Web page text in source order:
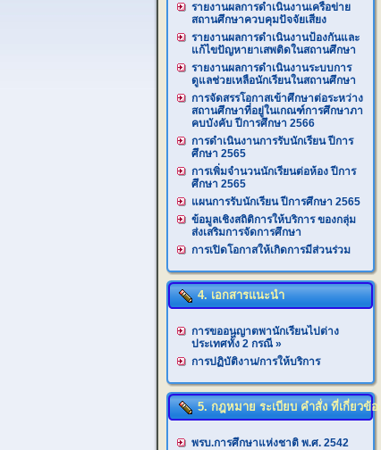
รายงานผลการดำเนินงานเครือข่าย
สถานศึกษาควบคุมปัจจัยเสียง
รายงานผลการดำเนินงานป้องกันและ
แก้ไขปัญหายาเสพติดในสถานศึกษา
รายงานผลการดำเนินงานระบบการ
ดูแลช่วยเหลือนักเรียนในสถานศึกษา
การจัดสรรโอกาสเข้าศึกษาต่อระหว่าง
สถานศึกษาที่อยู่ในเกณฑ์การศึกษาภา
คบบังคับ ปีการศึกษา 2566
การดำเนินงานการรับนักเรียน ปีการ
ศึกษา 2565
การเพิ่มจำนวนนักเรียนต่อห้อง ปีการ
ศึกษา 2565
แผนการรับนักเรียน ปีการศึกษา 2565
ข้อมูลเชิงสถิติการให้บริการ ของกลุ่ม
ส่งเสริมการจัดการศึกษา
การเปิดโอกาสให้เกิดการมีส่วนร่วม
4. เอกสารแนะนำ
การขออนุญาตพานักเรียนไปต่าง
ประเทศทั้ง 2 กรณี »
การปฏิบัติงาน/การให้บริการ
5. กฎหมาย ระเบียบ คำสั่ง ที่เกี่ยวข้อง
พรบ.การศึกษาแห่งชาติ พ.ศ. 2542